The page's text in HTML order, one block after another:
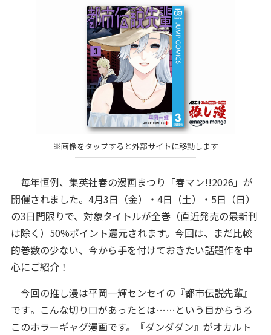
※画像をタップすると外部サイトに移動します
毎年恒例、集英社春の漫画まつり「春マン!!2026」が
開催されました。4月3日（金）・4日（土）・5日（日）
の3日間限りで、対象タイトルが全巻（直近発売の最新刊
は除く）50%ポイント還元されます。今回は、まだ比較
的巻数の少ない、今から手を付けておきたい話題作を中
心にご紹介！
今回の推し漫は平岡一輝センセイの『都市伝説先輩』
です。こんな切り口があったとは……という目からうろ
このホラーギャグ漫画です。『ダンダダン』がオカルト